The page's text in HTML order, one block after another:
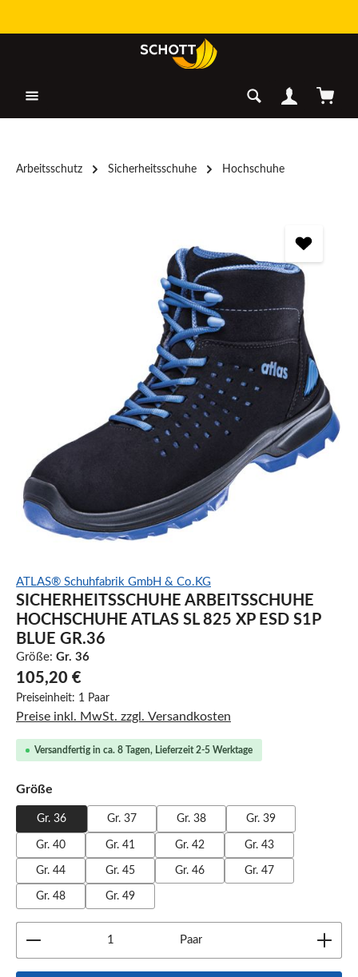
Arbeitsschutz Sicherheitsschuhe Hochschuhe
ATLAS® Schuhfabrik GmbH & Co.KG
SICHERHEITSSCHUHE ARBEITSSCHUHE
HOCHSCHUHE ATLAS SL 825 XP ESD S1P
BLUE GR.36
Größe: Gr. 36
105,20 €
Preiseinheit: 1 Paar
Preise inkl. MwSt. zzgl. Versandkosten
Versandfertig in ca. 8 Tagen, Lieferzeit 2-5 Werktage
Größe
Gr. 36 Gr. 37 Gr. 38 Gr. 39
Gr. 40 Gr. 41 Gr. 42 Gr. 43
Gr. 44 Gr. 45 Gr. 46 Gr. 47
Gr. 48 Gr. 49
Produkt Anzahl: Gib den gewünschten Wert ein
Paar